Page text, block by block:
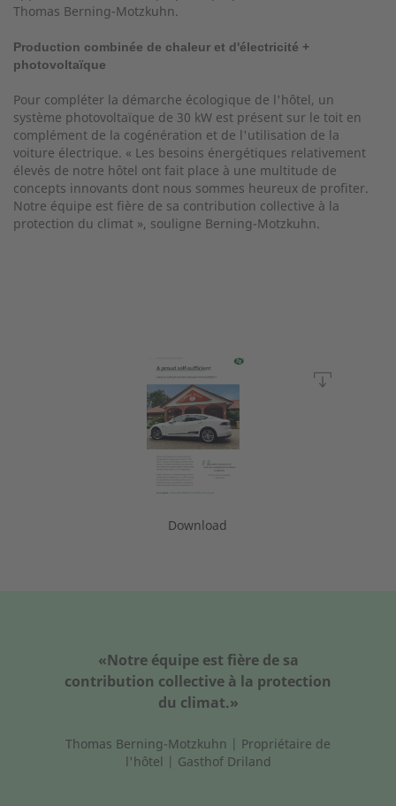
Thomas Berning-Motzkuhn.
Production combinée de chaleur et d'électricité +
photovoltaïque
Pour compléter la démarche écologique de l'hôtel, un
système photovoltaïque de 30 kW est présent sur le toit en
complément de la cogénération et de l'utilisation de la
voiture électrique. « Les besoins énergétiques relativement
élevés de notre hôtel ont fait place à une multitude de
concepts innovants dont nous sommes heureux de profiter.
Notre équipe est fière de sa contribution collective à la
protection du climat », souligne Berning-Motzkuhn.
Download
«Notre équipe est fière de sa
contribution collective à la protection
du climat.»
Thomas Berning-Motzkuhn | Propriétaire de
l'hôtel | Gasthof Driland